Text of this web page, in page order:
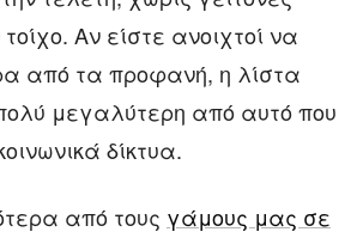
Αν είστε ανοιχτοί να
από τα προφανή, η λίστα
μεγαλύτερη από αυτό που
δίκτυα.
από τους γάμους μας σε